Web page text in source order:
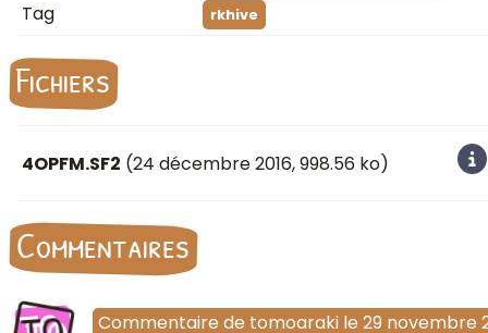
Tag rkhive
Fichiers
4OPFM.SF2 (24 décembre 2016, 998.56 ko)
Commentaires
Commentaire de tomoaraki le 29 novembre